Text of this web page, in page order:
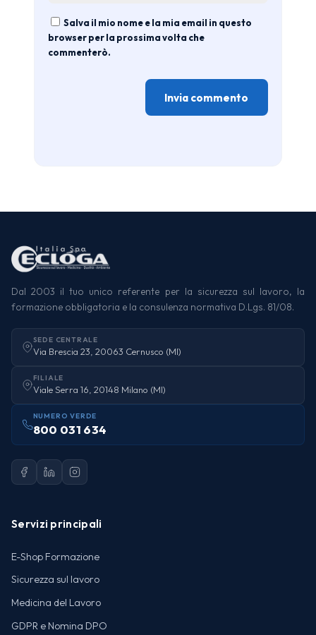
Salva il mio nome e la mia email in questo
browser per la prossima volta che
commenterò.
Dal 2003 il tuo unico referente per la sicurezza sul lavoro, la
formazione obbligatoria e la consulenza normativa D.Lgs. 81/08.
SEDE CENTRALE
Via Brescia 23, 20063 Cernusco (MI)
FILIALE
Viale Serra 16, 20148 Milano (MI)
NUMERO VERDE
800 031 634
Servizi principali
E-Shop Formazione
Sicurezza sul lavoro
Medicina del Lavoro
GDPR e Nomina DPO